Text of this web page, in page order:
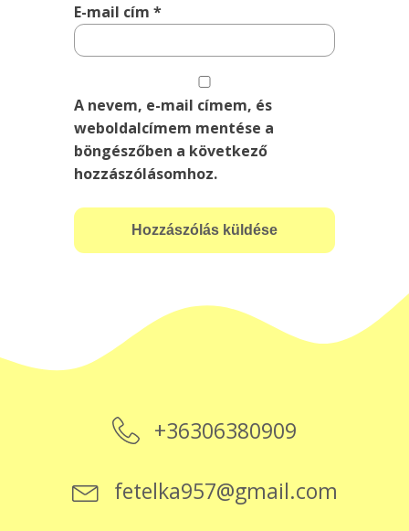
E-mail cím*
A nevem, e-mail címem, és
weboldalcímem mentése a
böngészőben a következő
hozzászólásomhoz.
+36306380909
fetelka957@gmail.com